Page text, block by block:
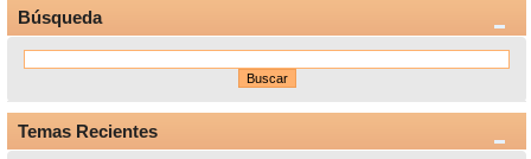
Búsqueda
Temas Recientes